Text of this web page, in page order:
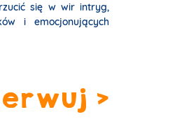
się w wir intryg,
i emocjonujących
>